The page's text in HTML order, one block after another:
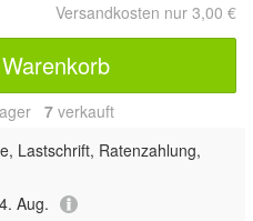
Versandkosten nur 3,00 €
7 verkauft
Lastschrift, Ratenzahlung,
Aug.